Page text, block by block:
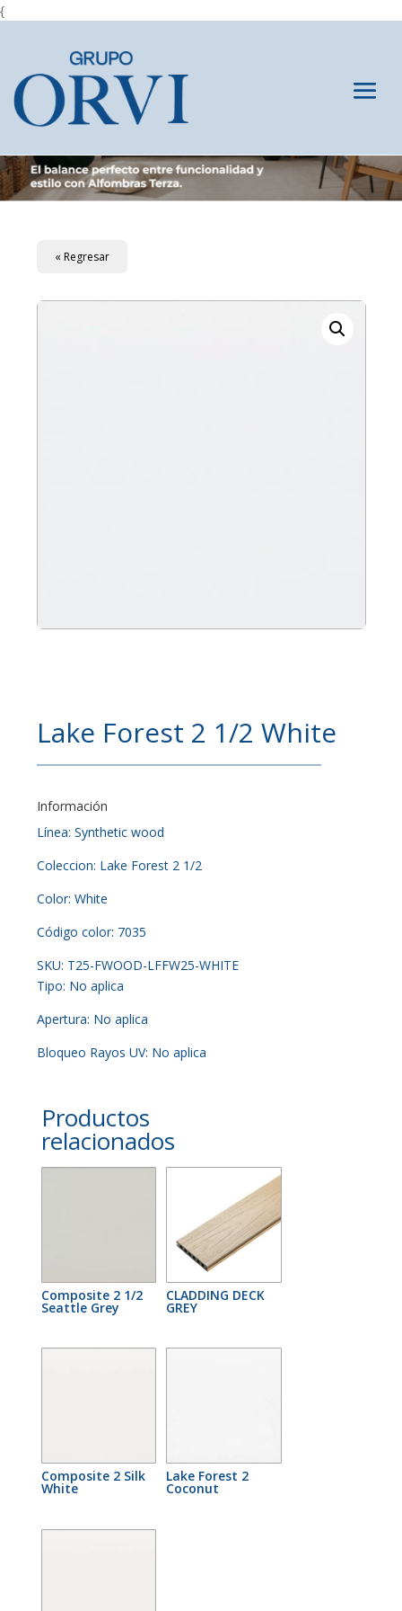
{
« Regresar
Lake Forest 2 1/2 White
Información
Línea: Synthetic wood
Coleccion: Lake Forest 2 1/2
Color: White
Código color: 7035
SKU: T25-FWOOD-LFFW25-WHITE
Tipo: No aplica
Apertura: No aplica
Bloqueo Rayos UV: No aplica
Productos
relacionados
Composite 2 1/2
Seattle Grey
CLADDING DECK
GREY
Composite 2 Silk
White
Lake Forest 2
Coconut